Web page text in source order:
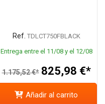
Ref. TDLCT750FBLACK
Entrega entre el 11/08 y el 12/08
1.175,52 €* 825,98 €*
Añadir al carrito